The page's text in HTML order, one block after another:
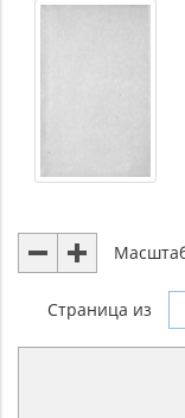
Страница из